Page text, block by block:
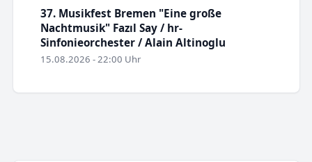
37. Musikfest Bremen "Eine große
Nachtmusik" Fazıl Say / hr-
Sinfonieorchester / Alain Altinoglu
15.08.2026 - 22:00 Uhr